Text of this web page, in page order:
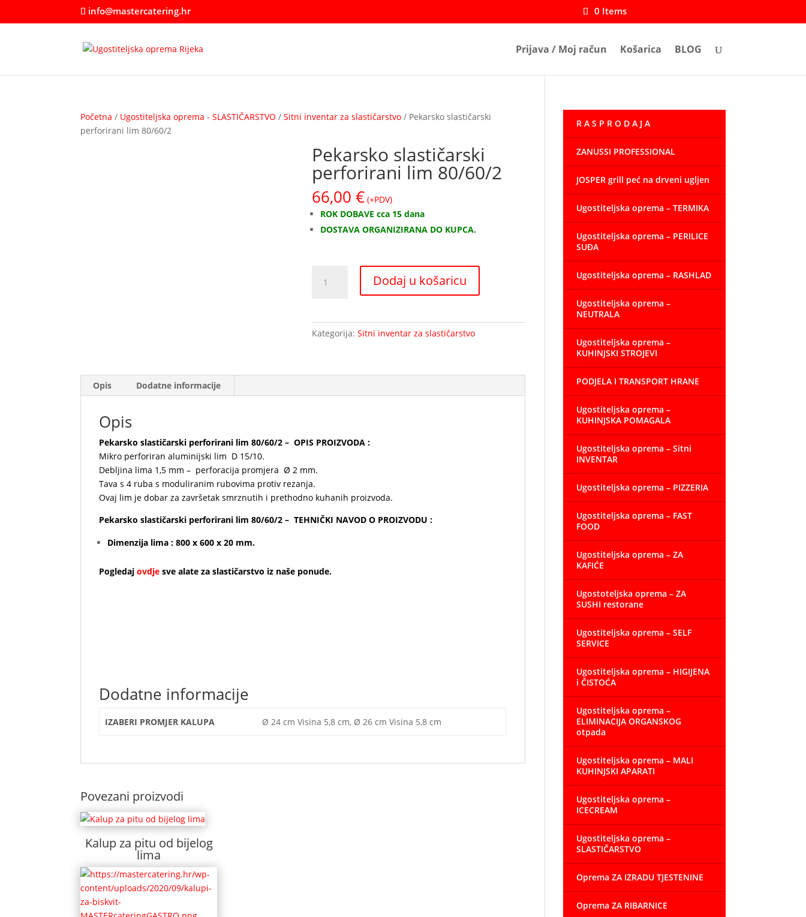
info@mastercatering.hr 0 Items
Prijava / Moj račun Košarica BLOG
Početna / Ugostiteljska oprema - SLASTIČARSTVO /Sitni inventar za slastičarstvo / Pekarsko slastičarski
perforirani lim 80/60/2
Pekarsko slastičarski
perforirani lim 80/60/2
66,00€ (+PDV)
ROK DOBAVE cca 15 dana
DOSTAVA ORGANIZIRANA DO KUPCA.
slastičarski
količina
Dodaj u košaricu
Kategorija:Sitni inventar za slastičarstvo
Opis Dodatne informacije
Opis
Pekarsko slastičarski perforirani lim 80/60/2 – OPIS PROIZVODA :
Mikro perforiran aluminijski lim D 15/10.
Debljina lima 1,5 mm – perforacija promjera Ø 2 mm.
Tava s 4 ruba s moduliranim rubovima protiv rezanja.
Ovaj lim je dobar za završetak smrznutih i prethodno kuhanih proizvoda.
Pekarsko slastičarski perforirani lim 80/60/2 – TEHNIČKI NAVOD O PROIZVODU :
Dimenzija lima : 800 x 600 x 20 mm.
Pogledajovdje sve alate za slastičarstvo iz naše ponude.
Dodatne informacije
IZABERI PROMJER KALUPA Ø 24 cm Visina 5,8 cm, Ø 26 cm Visina 5,8 cm
Povezani proizvodi
Kalup za pitu od bijelog
lima
R A S P R O D A J A
ZANUSSI PROFESSIONAL
JOSPER grill peć na drveni ugljen
Ugostiteljska oprema – TERMIKA
Ugostiteljska oprema – PERILICE
SUĐA
Ugostiteljska oprema – RASHLAD
Ugostiteljska oprema –
NEUTRALA
Ugostiteljska oprema –
KUHINJSKI STROJEVI
PODJELA I TRANSPORT HRANE
Ugostiteljska oprema –
KUHINJSKA POMAGALA
Ugostiteljska oprema – Sitni
INVENTAR
Ugostiteljska oprema – PIZZERIA
Ugostiteljska oprema – FAST
FOOD
Ugostiteljska oprema – ZA
KAFIĆE
Ugostoteljska oprema – ZA
SUSHI restorane
Ugostiteljska oprema – SELF
SERVICE
Ugostiteljska oprema – HIGIJENA
i ČISTOĆA
Ugostiteljska oprema –
ELIMINACIJA ORGANSKOG
otpada
Ugostiteljska oprema – MALI
KUHINJSKI APARATI
Ugostiteljska oprema –
ICECREAM
Ugostiteljska oprema –
SLASTIČARSTVO
Oprema ZA IZRADU TJESTENINE
Oprema ZA RIBARNICE